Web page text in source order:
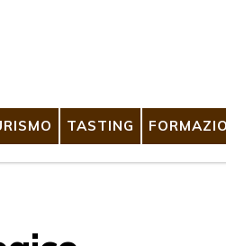
TASTING